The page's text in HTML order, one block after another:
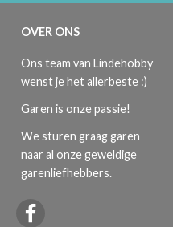
OVER ONS
Ons team van Lindehobby
wenst je het allerbeste :)
Garen is onze passie!
We sturen graag garen
naar al onze geweldige
garenliefhebbers.